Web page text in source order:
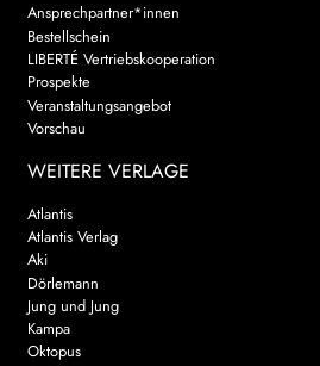
Ansprechpartner*innen
Bestellschein
LIBERTÉ Vertriebskooperation
Prospekte
Veranstaltungsangebot
Vorschau
WEITERE VERLAGE
Atlantis
Atlantis Verlag
Aki
Dörlemann
Jung und Jung
Kampa
Oktopus